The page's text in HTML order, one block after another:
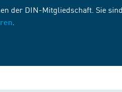
der DIN-Mitgliedschaft. Sie